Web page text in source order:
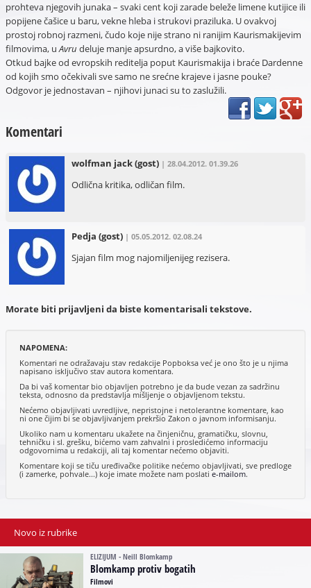
prohteva njegovih junaka – svaki cent koji zarade beleže limene kutijice ili
popijene čašice u baru, vekne hleba i strukovi praziluka. U ovakvoj
prostoj robnoj razmeni, čudo koje nije strano ni ranijim Kaurismakijevim
filmovima, uAvru deluje manje apsurdno, a više bajkovito.
Otkud bajke od evropskih reditelja poput Kaurismakija i braće Dardenne
od kojih smo očekivali sve samo ne srećne krajeve i jasne pouke?
Odgovor je jednostavan – njihovi junaci su to zaslužili.
Komentari
wolfman jack(gost) | 28.04.2012. 01.39.26
Odlična kritika, odličan film.
Pedja (gost) | 05.05.2012. 02.08.24
Sjajan film mog najomiljenijeg rezisera.
Morate biti prijavljeni da biste komentarisali tekstove.
NAPOMENA:
Komentari ne odražavaju stav redakcije Popboksa već je ono što je u njima
napisano isključivo stav autora komentara.
Da bi vaš komentar bio objavljen potrebno je da bude vezan za sadržinu
teksta, odnosno da predstavlja mišljenje o objavljenom tekstu.
Nećemo objavljivati uvredljive, nepristojne i netolerantne komentare, kao
ni one čijim bi se objavljivanjem prekršio Zakon o javnom informisanju.
Ukoliko nam u komentaru ukažete na činjeničnu, gramatičku, slovnu,
tehničku i sl. grešku, bićemo vam zahvalni i prosledićemo informaciju
odgovornima u redakciji, ali taj komentar nećemo objaviti.
Komentare koji se tiču uređivačke politike nećemo objavljivati, sve predloge
(i zamerke, pohvale...) koje imate možete nam poslatie-mailom.
Novo iz rubrike
ELIZIJUM - Neill Blomkamp
Blomkamp protiv bogatih
Filmovi